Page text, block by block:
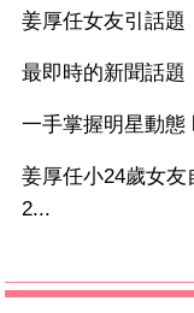
姜厚任女友引話
最即時的新聞話
一手掌握明星動態
姜厚任小24歲女
2...